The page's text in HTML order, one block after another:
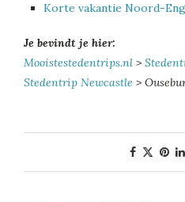
Korte vakantie Noord-
Je bevindt je hier:
Mooistestedentrips.nl >
Stedentrip Newcastle >